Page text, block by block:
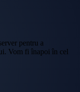
pentru a
Vom fi înapoi în cel